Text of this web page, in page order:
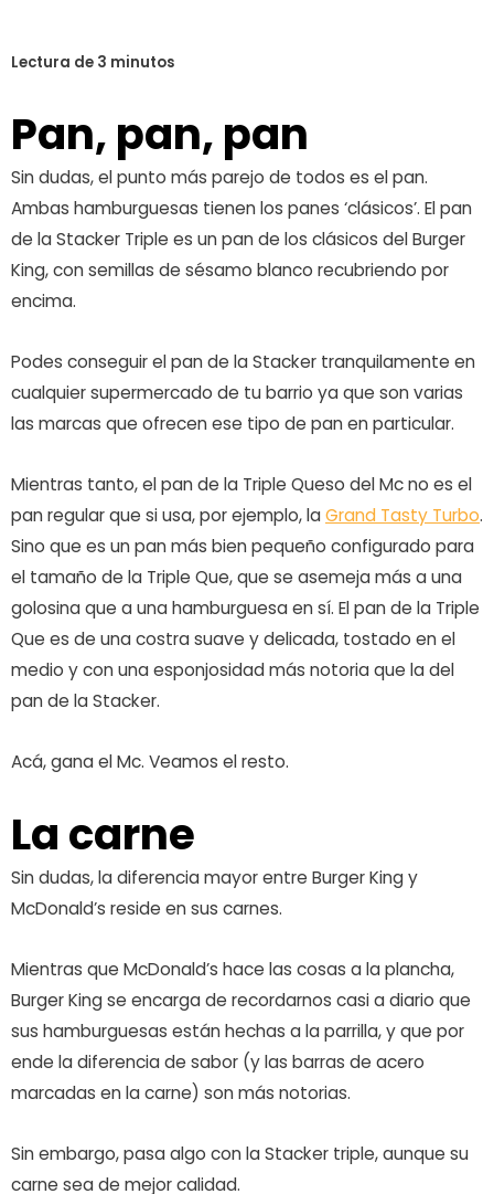
Pan, pan, pan
Sin dudas, el punto más parejo de todos es el pan.
Ambas hamburguesas tienen los panes ‘clásicos’. El pan
de la Stacker Triple es un pan de los clásicos del Burger
King, con semillas de sésamo blanco recubriendo por
encima.
Podes conseguir el pan de la Stacker tranquilamente en
cualquier supermercado de tu barrio ya que son varias
las marcas que ofrecen ese tipo de pan en particular.
Mientras tanto, el pan de la Triple Queso del Mc no es el
pan regular que si usa, por ejemplo, laGrand Tasty Turbo.
Sino que es un pan más bien pequeño configurado para
el tamaño de la Triple Que, que se asemeja más a una
golosina que a una hamburguesa en sí. El pan de la Triple
Que es de una costra suave y delicada, tostado en el
medio y con una esponjosidad más notoria que la del
pan de la Stacker.
Acá, gana el Mc. Veamos el resto.
La carne
Sin dudas, la diferencia mayor entre Burger King y
McDonald’s reside en sus carnes.
Mientras que McDonald’s hace las cosas a la plancha,
Burger King se encarga de recordarnos casi a diario que
sus hamburguesas están hechas a la parrilla, y que por
ende la diferencia de sabor (y las barras de acero
marcadas en la carne) son más notorias.
Sin embargo, pasa algo con la Stacker triple, aunque su
carne sea de mejor calidad.